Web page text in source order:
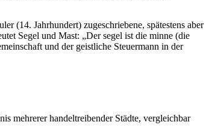
(14. Jahrhundert) zugeschriebene, spätestens aber
Segel und Mast: „Der segel ist die minne (die
und der geistliche Steuermann in der
mehrerer handeltreibender Städte, vergleichbar